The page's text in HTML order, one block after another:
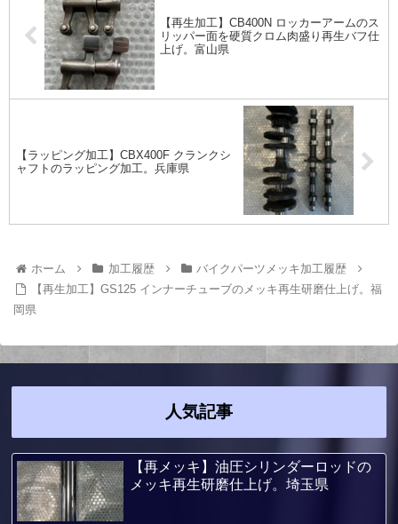
【再生加工】CB400N ロッカーアームのス
リッパー面を硬質クロム肉盛り再生バフ仕
上げ。富山県
【ラッピング加工】CBX400F クランクシ
ャフトのラッピング加工。兵庫県
ホーム 加工履歴
バイクパーツメッキ加工履歴
【再生加工】GS125 インナーチューブのメッキ再生研磨仕上げ。福
岡県
人気記事
【再メッキ】油圧シリンダーロッドの
メッキ再生研磨仕上げ。埼玉県